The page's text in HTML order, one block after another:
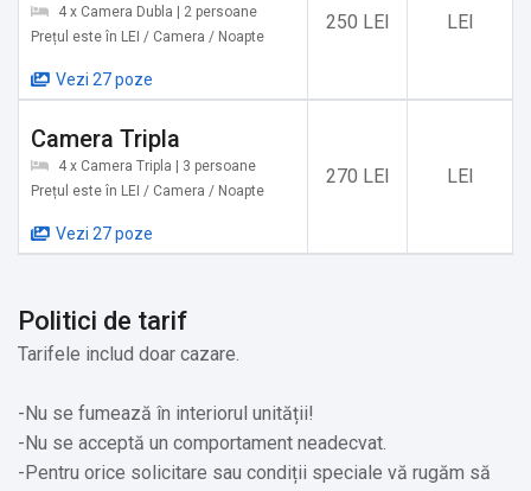
Dacă v-am convins că merită cu adevărat să petreceți un
la Sapphire Chalet!
4 x Camera Dubla | 2 persoane
Prețul este în LEI / Camera / Noapte
Vezi 27 poze
250 LEI LEI
Camera Tripla
4 x Camera Tripla | 3 persoane
Prețul este în LEI / Camera / Noapte
Vezi 27 poze
270 LEI LEI
Politici de tarif
Tarifele includ doar cazare.
-Nu se fumează în interiorul unității!
-Nu se acceptă un comportament neadecvat.
-Pentru orice solicitare sau condiții speciale vă rugăm să